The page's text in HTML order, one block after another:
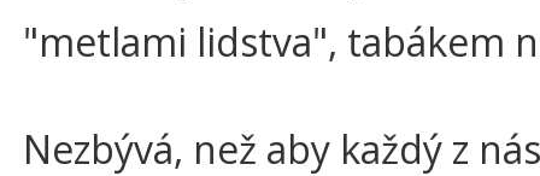
"metlami lidstva", tabákem
Nezbývá, než aby každý z